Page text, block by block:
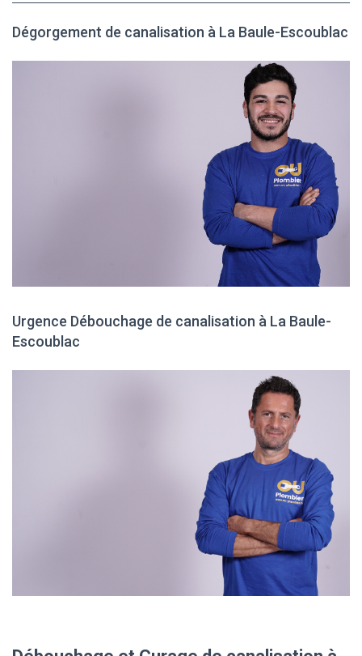
Dégorgement de canalisation à La Baule-Escoublac
Urgence Débouchage de canalisation à La Baule-
Escoublac